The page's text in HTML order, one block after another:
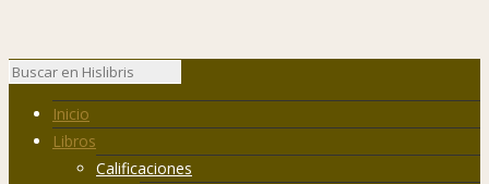
Inicio
Libros
Calificaciones